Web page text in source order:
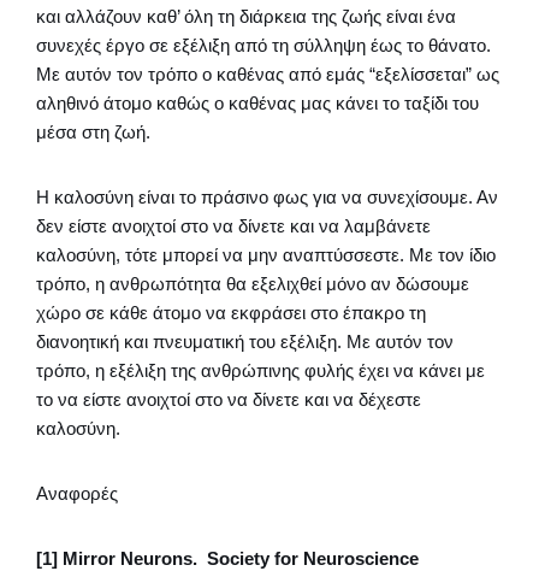
και αλλάζουν καθ’ όλη τη διάρκεια της ζωής είναι ένα
συνεχές έργο σε εξέλιξη από τη σύλληψη έως το θάνατο.
Με αυτόν τον τρόπο ο καθένας από εμάς “εξελίσσεται” ως
αληθινό άτομο καθώς ο καθένας μας κάνει το ταξίδι του
μέσα στη ζωή.
Η καλοσύνη είναι το πράσινο φως για να συνεχίσουμε. Αν
δεν είστε ανοιχτοί στο να δίνετε και να λαμβάνετε
καλοσύνη, τότε μπορεί να μην αναπτύσσεστε. Με τον ίδιο
τρόπο, η ανθρωπότητα θα εξελιχθεί μόνο αν δώσουμε
χώρο σε κάθε άτομο να εκφράσει στο έπακρο τη
διανοητική και πνευματική του εξέλιξη. Με αυτόν τον
τρόπο, η εξέλιξη της ανθρώπινης φυλής έχει να κάνει με
το να είστε ανοιχτοί στο να δίνετε και να δέχεστε
καλοσύνη.
Αναφορές
[1] Mirror Neurons. Society for Neuroscience